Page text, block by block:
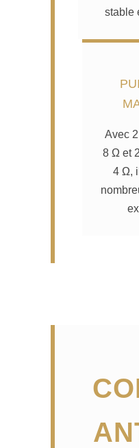
stable
Avec
8 Ω et
4 Ω,